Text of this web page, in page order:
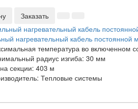
Заказать
нагревательный кабель постоянной
температура во включенном
радиус изгиба: 30 мм
секции: 403 м
Тепловые системы